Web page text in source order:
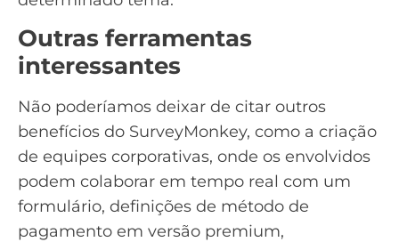
Outras ferramentas
interessantes
Não poderíamos deixar de citar outros
benefícios do SurveyMonkey, como a criação
de equipes corporativas, onde os envolvidos
podem colaborar em tempo real com um
formulário, definições de método de
pagamento em versão premium,